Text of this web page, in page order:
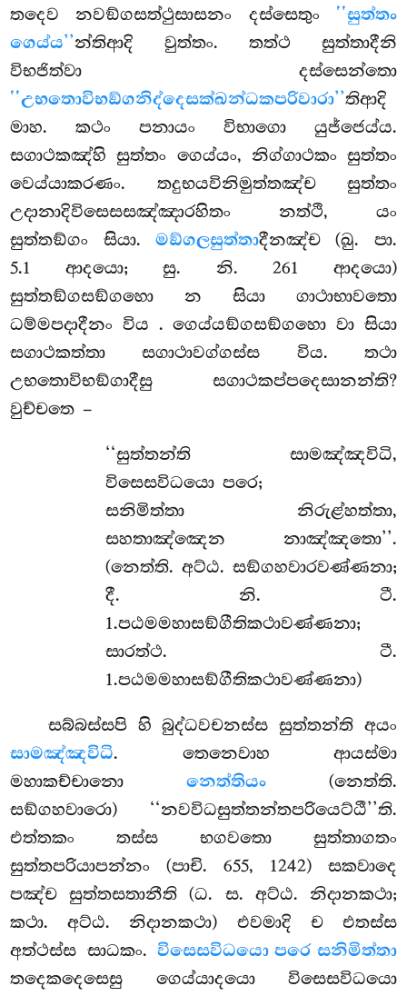
තදෙව නවඞ්ගසත්ථුසාසනං දස්සෙතුං ‘‘සුත්තං
ගෙය්ය’’න්තිආදි වුත්තං. තත්ථ සුත්තාදීනි
විභජිත්වා දස්සෙන්තො
‘‘උභතොවිභඞ්ගනිද්දෙසක්ඛන්ධකපරිවාරා’’තිආදි
මාහ. කථං පනායං විභාගො යුජ්ජෙය්ය.
සගාථකඤ්හි සුත්තං ගෙය්යං, නිග්ගාථකං සුත්තං
වෙය්යාකරණං. තදුභයවිනිමුත්තඤ්ච සුත්තං
උදානාදිවිසෙසසඤ්ඤාරහිතං නත්ථි, යං
සුත්තඞ්ගං සියා. මඞ්ගලසුත්තාදීනඤ්ච (ඛු. පා.
5.1 ආදයො; සු. නි. 261 ආදයො)
සුත්තඞ්ගසඞ්ගහො න සියා ගාථාභාවතො
ධම්මපදාදීනං විය . ගෙය්යඞ්ගසඞ්ගහො වා සියා
සගාථකත්තා සගාථාවග්ගස්ස විය. තථා
උභතොවිභඞ්ගාදීසු සගාථකප්පදෙසානන්ති?
වුච්චතෙ –
‘‘සුත්තන්ති සාමඤ්ඤවිධි,
විසෙසවිධයො පරෙ;
සනිමිත්තා නිරුළ්හත්තා,
සහතාඤ්ඤෙන නාඤ්ඤතො’’.
(නෙත්ති. අට්ඨ. සඞ්ගහවාරවණ්ණනා;
දී. නි. ටී.
1.පඨමමහාසඞ්ගීතිකථාවණ්ණනා;
සාරත්ථ. ටී.
1.පඨමමහාසඞ්ගීතිකථාවණ්ණනා)
සබ්බස්සපි හි බුද්ධවචනස්ස සුත්තන්ති අයං
සාමඤ්ඤවිධි. තෙනෙවාහ ආයස්මා
මහාකච්චානො නෙත්තියං (නෙත්ති.
සඞ්ගහවාරො) ‘‘නවවිධසුත්තන්තපරියෙට්ඨී’’ති.
එත්තකං තස්ස භගවතො සුත්තාගතං
සුත්තපරියාපන්නං (පාචි. 655, 1242) සකවාදෙ
පඤ්ච සුත්තසතානීති (ධ. ස. අට්ඨ. නිදානකථා;
කථා. අට්ඨ. නිදානකථා) එවමාදි ච එතස්ස
අත්ථස්ස සාධකං. විසෙසවිධයො පරෙ සනිමිත්තා
තදෙකදෙසෙසු ගෙය්යාදයො විසෙසවිධයො